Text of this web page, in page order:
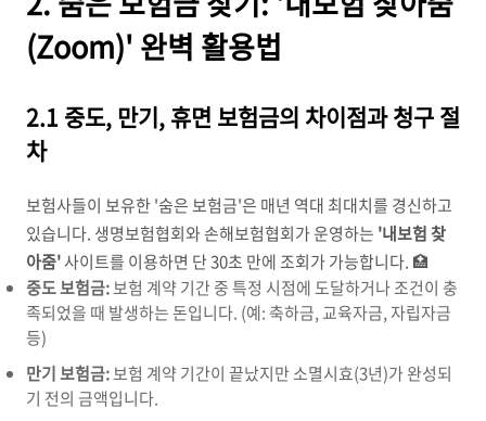
(Zoom)' 완벽 활용법
2.1 중도, 만기, 휴면 보험금의 차이점과 청구 절
차
보험사들이 보유한 '숨은 보험금'은 매년 역대 최대치를 경신하고
있습니다. 생명보험협회와 손해보험협회가 운영하는 '내보험 찾
아줌'사이트를 이용하면 단 30초 만에 조회가 가능합니다. 🏥
중도 보험금:보험 계약 기간 중 특정 시점에 도달하거나 조건이 충
족되었을 때 발생하는 돈입니다. (예: 축하금, 교육자금, 자립자금
등)
만기 보험금:보험 계약 기간이 끝났지만 소멸시효(3년)가 완성되
기 전의 금액입니다.